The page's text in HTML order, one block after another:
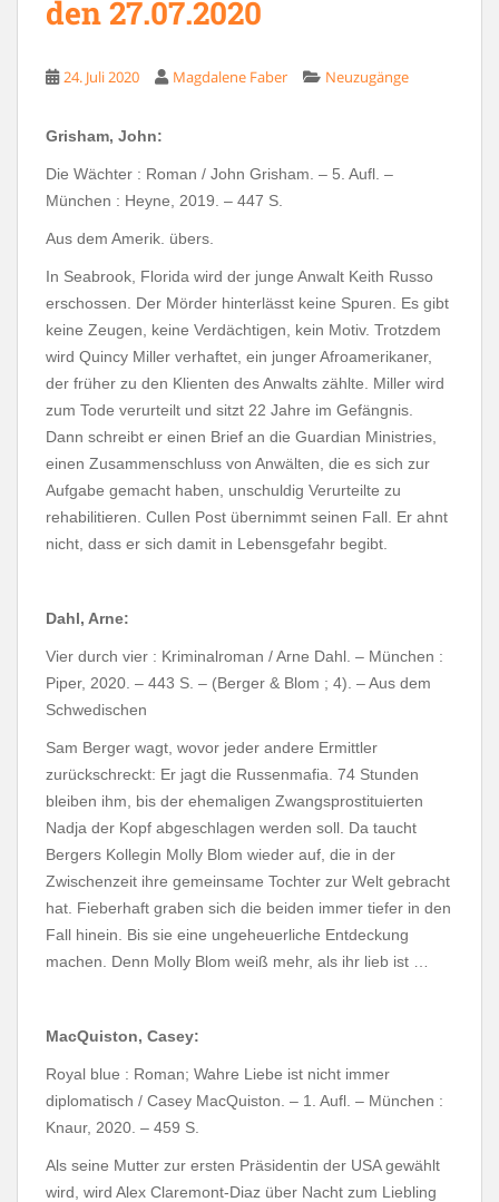
den 27.07.2020
24. Juli 2020 Magdalene Faber Neuzugänge
Grisham, John:
Die Wächter : Roman / John Grisham. – 5. Aufl. –
München : Heyne, 2019. – 447 S.
Aus dem Amerik. übers.
In Seabrook, Florida wird der junge Anwalt Keith Russo
erschossen. Der Mörder hinterlässt keine Spuren. Es gibt
keine Zeugen, keine Verdächtigen, kein Motiv. Trotzdem
wird Quincy Miller verhaftet, ein junger Afroamerikaner,
der früher zu den Klienten des Anwalts zählte. Miller wird
zum Tode verurteilt und sitzt 22 Jahre im Gefängnis.
Dann schreibt er einen Brief an die Guardian Ministries,
einen Zusammenschluss von Anwälten, die es sich zur
Aufgabe gemacht haben, unschuldig Verurteilte zu
rehabilitieren. Cullen Post übernimmt seinen Fall. Er ahnt
nicht, dass er sich damit in Lebensgefahr begibt.
Dahl, Arne:
Vier durch vier : Kriminalroman / Arne Dahl. – München :
Piper, 2020. – 443 S. – (Berger & Blom ; 4). – Aus dem
Schwedischen
Sam Berger wagt, wovor jeder andere Ermittler
zurückschreckt: Er jagt die Russenmafia. 74 Stunden
bleiben ihm, bis der ehemaligen Zwangsprostituierten
Nadja der Kopf abgeschlagen werden soll. Da taucht
Bergers Kollegin Molly Blom wieder auf, die in der
Zwischenzeit ihre gemeinsame Tochter zur Welt gebracht
hat. Fieberhaft graben sich die beiden immer tiefer in den
Fall hinein. Bis sie eine ungeheuerliche Entdeckung
machen. Denn Molly Blom weiß mehr, als ihr lieb ist …
MacQuiston, Casey:
Royal blue : Roman; Wahre Liebe ist nicht immer
diplomatisch / Casey MacQuiston. – 1. Aufl. – München :
Knaur, 2020. – 459 S.
Als seine Mutter zur ersten Präsidentin der USA gewählt
wird, wird Alex Claremont-Diaz über Nacht zum Liebling